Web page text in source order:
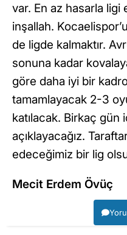
var. En az hasarla
inşallah.
de ligde kalmaktır.
sonuna kadar
göre daha iyi bir
tamamlayacak 2-3
katılacak. Birkaç gün
açıklayacağız.
edeceğimiz bir lig
Mecit Erdem Övüç